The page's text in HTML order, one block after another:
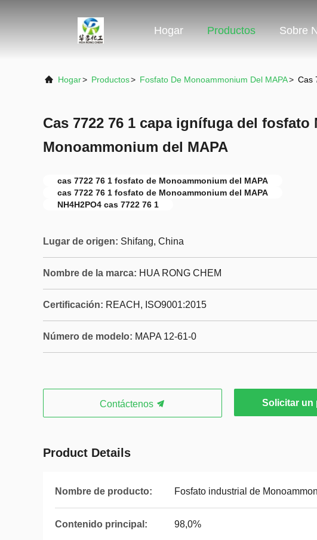
Hogar Productos Sobre
Hogar> Productos> Fosfato De Monoammonium Del MAPA> Cas
Cas 7722 76 1 capa ignífuga del fosfato
Monoammonium del MAPA
cas 7722 76 1 fosfato de Monoammonium del MAPA
cas 7722 76 1 fosfato de Monoammonium del MAPA
NH4H2PO4 cas 7722 76 1
Lugar de origen: Shifang, China
Nombre de la marca: HUA RONG CHEM
Certificación: REACH, ISO9001:2015
Número de modelo: MAPA 12-61-0
Contáctenos Solicitar un
Product Details
Nombre de producto: Fosfato industrial de
Contenido principal: 98,0%